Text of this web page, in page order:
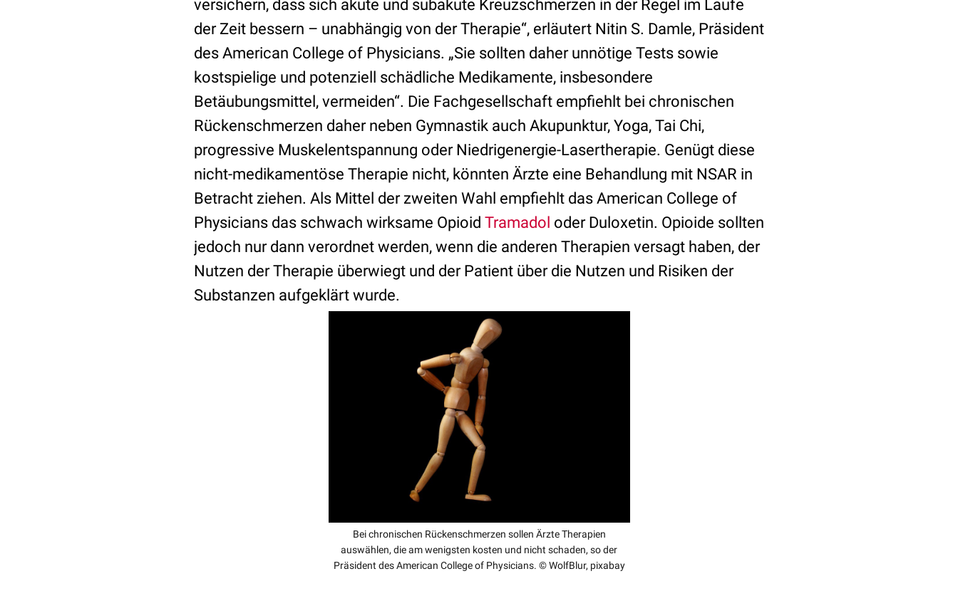
versichern, dass sich akute und subakute Kreuzschmerzen in der Regel im Laufe
der Zeit bessern – unabhängig von der Therapie“, erläutert Nitin S. Damle, Präsident
des American College of Physicians. „Sie sollten daher unnötige Tests sowie
kostspielige und potenziell schädliche Medikamente, insbesondere
Betäubungsmittel, vermeiden“. Die Fachgesellschaft empfiehlt bei chronischen
Rückenschmerzen daher neben Gymnastik auch Akupunktur, Yoga, Tai Chi,
progressive Muskelentspannung oder Niedrigenergie-Lasertherapie. Genügt diese
nicht-medikamentöse Therapie nicht, könnten Ärzte eine Behandlung mit NSAR in
Betracht ziehen. Als Mittel der zweiten Wahl empfiehlt das American College of
Physicians das schwach wirksame Opioid Tramadol oder Duloxetin. Opioide sollten
jedoch nur dann verordnet werden, wenn die anderen Therapien versagt haben, der
Nutzen der Therapie überwiegt und der Patient über die Nutzen und Risiken der
Substanzen aufgeklärt wurde.
Bei chronischen Rückenschmerzen sollen Ärzte Therapien
auswählen, die am wenigsten kosten und nicht schaden, so der
Präsident des American College of Physicians. © WolfBlur, pixabay